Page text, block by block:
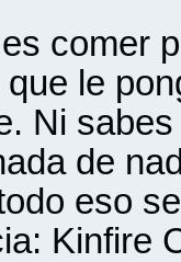
comer
le
Ni
de
eso
Kinfire